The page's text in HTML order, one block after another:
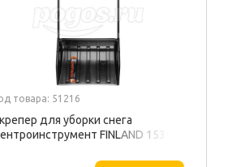
товара: 51216
для уборки снега
FINLAND 1539